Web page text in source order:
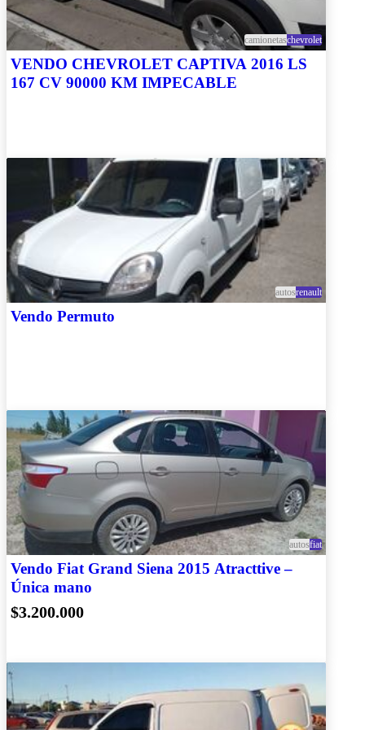
camionetaschevrolet
VENDO CHEVROLET CAPTIVA 2016 LS
167 CV 90000 KM IMPECABLE
autosrenault
Vendo Permuto
autosfiat
Vendo Fiat Grand Siena 2015 Atracttive –
Única mano
$3.200.000